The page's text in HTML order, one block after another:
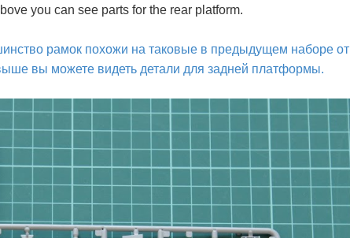
you can see parts for the rear platform.
рамок похожи на таковые в предыдущем наборе от
вы можете видеть детали для задней платформы.